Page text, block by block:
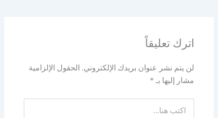
اترك تعليقاً
لن يتم نشر عنوان بريدك الإلكتروني. الحقول الإلزامية
مشار إليها بـ *
هنا...